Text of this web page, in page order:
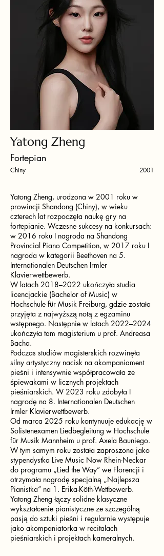
Yatong Zheng
Fortepian
Chiny 2001
Yatong Zheng, urodzona w 2001 roku w
prowincji Shandong (Chiny), w wieku
czterech lat rozpoczęła naukę gry na
fortepianie. Wczesne sukcesy na konkursach:
w 2016 roku I nagroda na Shandong
Provincial Piano Competition, w 2017 roku I
nagroda w kategorii Beethoven na 5.
Internationalen Deutschen Irmler
Klavierwettbewerb.
W latach 2018–2022 ukończyła studia
licencjackie (Bachelor of Music) w
Hochschule für Musik Freiburg, gdzie została
przyjęta z najwyższą notą z egzaminu
wstępnego. Następnie w latach 2022–2024
ukończyła tam magisterium u prof. Andreasa
Bacha.
Podczas studiów magisterskich rozwinęła
silny artystyczny nacisk na akompaniament
pieśni i intensywnie współpracowała ze
śpiewakami w licznych projektach
pieśniarskich. W 2023 roku zdobyła I
nagrodę na 8. Internationalen Deutschen
Irmler Klavierwettbewerb.
Od marca 2025 roku kontynuuje edukację w
Solistenexamen Liedbegleitung w Hochschule
für Musik Mannheim u prof. Axela Bauniego.
W tym samym roku została zaproszona jako
stypendystka Live Music Now Rhein-Neckar
do programu „Lied the Way” we Florencji i
otrzymała nagrodę specjalną „Najlepsza
Pianistka” na 1. Erika-Köth-Wettbewerb.
Yatong Zheng łączy solidne klasyczne
wykształcenie pianistyczne ze szczególną
pasją do sztuki pieśni i regularnie występuje
jako akompaniatorka w recitalach
pieśniarskich i projektach kameralnych.